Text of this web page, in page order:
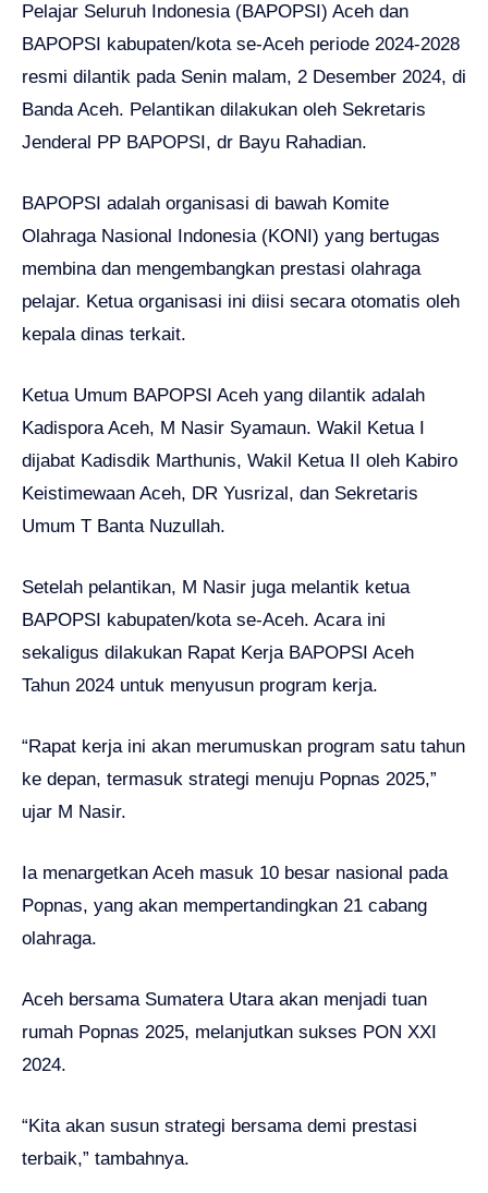
Pelajar Seluruh Indonesia (BAPOPSI) Aceh dan
BAPOPSI kabupaten/kota se-Aceh periode 2024-2028
resmi dilantik pada Senin malam, 2 Desember 2024, di
Banda Aceh. Pelantikan dilakukan oleh Sekretaris
Jenderal PP BAPOPSI, dr Bayu Rahadian.
BAPOPSI adalah organisasi di bawah Komite
Olahraga Nasional Indonesia (KONI) yang bertugas
membina dan mengembangkan prestasi olahraga
pelajar. Ketua organisasi ini diisi secara otomatis oleh
kepala dinas terkait.
Ketua Umum BAPOPSI Aceh yang dilantik adalah
Kadispora Aceh, M Nasir Syamaun. Wakil Ketua I
dijabat Kadisdik Marthunis, Wakil Ketua II oleh Kabiro
Keistimewaan Aceh, DR Yusrizal, dan Sekretaris
Umum T Banta Nuzullah.
Setelah pelantikan, M Nasir juga melantik ketua
BAPOPSI kabupaten/kota se-Aceh. Acara ini
sekaligus dilakukan Rapat Kerja BAPOPSI Aceh
Tahun 2024 untuk menyusun program kerja.
“Rapat kerja ini akan merumuskan program satu tahun
ke depan, termasuk strategi menuju Popnas 2025,”
ujar M Nasir.
Ia menargetkan Aceh masuk 10 besar nasional pada
Popnas, yang akan mempertandingkan 21 cabang
olahraga.
Aceh bersama Sumatera Utara akan menjadi tuan
rumah Popnas 2025, melanjutkan sukses PON XXI
2024.
“Kita akan susun strategi bersama demi prestasi
terbaik,” tambahnya.